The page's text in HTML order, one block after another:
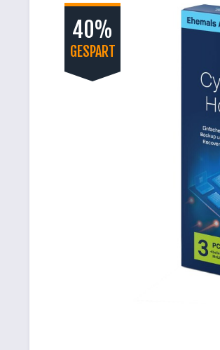
40%
GESPART